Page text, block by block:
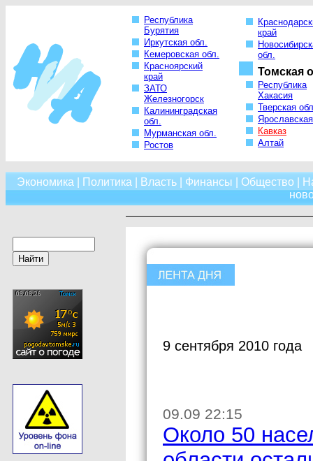
Республика
Бурятия
Иркутская обл.
Кемеровская обл.
Красноярский
край
ЗАТО
Железногорск
Калининградская
обл.
Мурманская обл.
Ростов
край
обл.
Томская
Республика
Хакасия
Тверская
Кавказ
Алтай
Экономика Политика Власть| Финансы Общество
9 сентября 2010 года
09.09 22:15
Около 50